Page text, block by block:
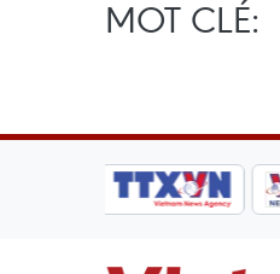
MOT CLÉ: